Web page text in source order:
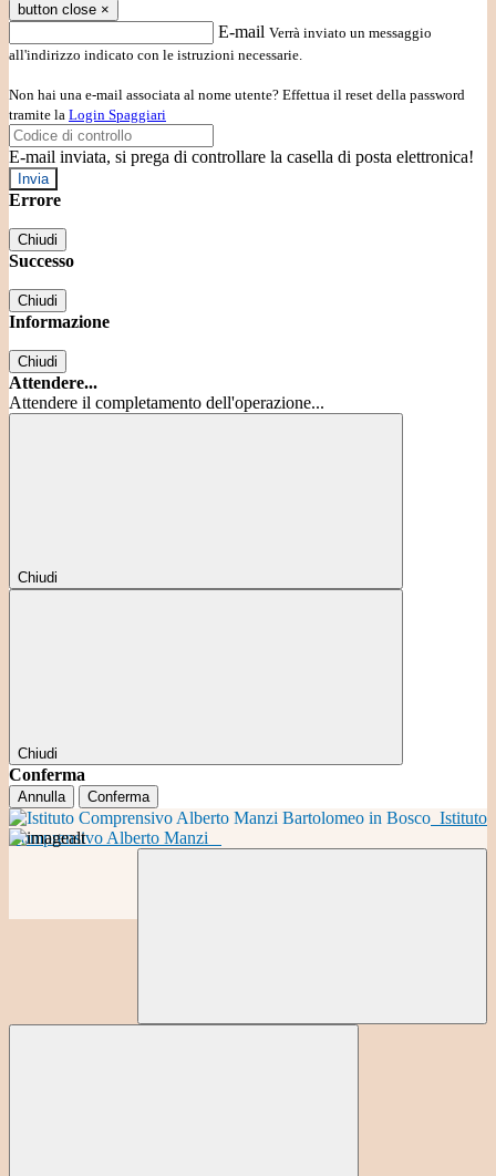
button close ×
E-mail Verrà inviato un messaggio
all'indirizzo indicato con le istruzioni necessarie.
Non hai una e-mail associata al nome utente? Effettua il reset della password
tramite la Login Spaggiari
E-mail inviata, si prega di controllare la casella di posta elettronica!
Errore
Chiudi
Successo
Chiudi
Informazione
Chiudi
Attendere...
Attendere il completamento dell'operazione...
Chiudi
Chiudi
Conferma
Annulla Conferma
Istituto
Comprensivo Alberto Manzi